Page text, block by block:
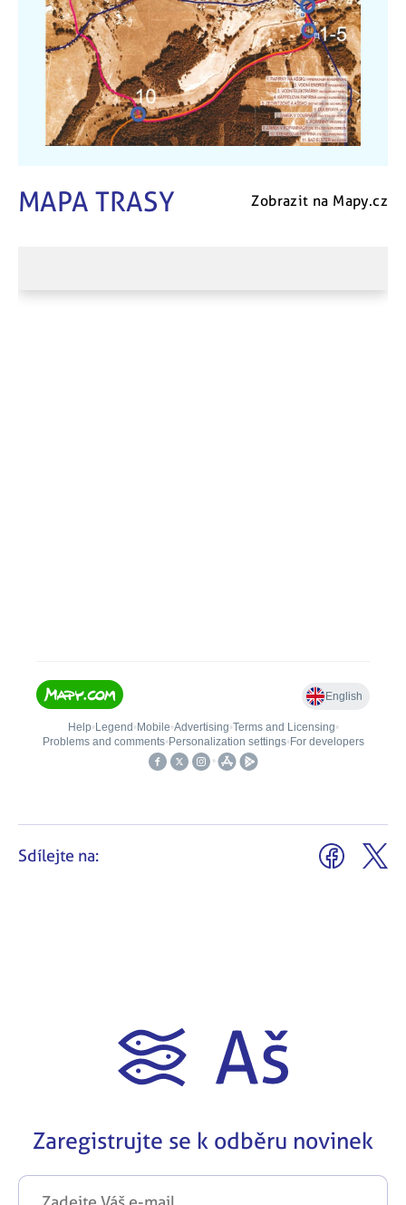
MAPA TRASY Zobrazit na Mapy.cz
Sdílejte na:
Zaregistrujte se k odběru novinek